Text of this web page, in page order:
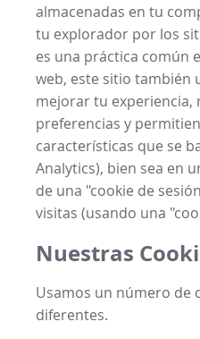
almacenadas en tu
tu explorador por los
es una práctica común
web, este sitio también
mejorar tu experiencia,
preferencias y
características que se
Analytics), bien sea en
de una "cookie de
visitas (usando una
Nuestras
Usamos un número de
diferentes.